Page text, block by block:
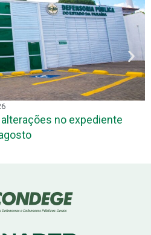
no expediente